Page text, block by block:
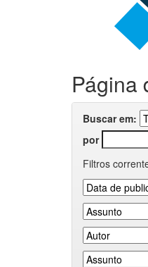
Página
Buscar em:
por
Filtros